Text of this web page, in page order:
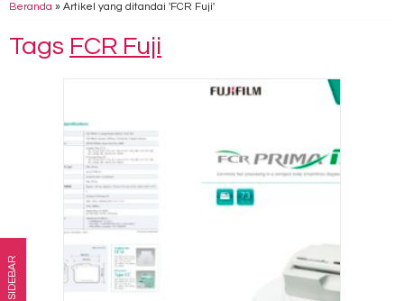
Beranda » Artikel yang ditandai 'FCR Fuji'
Tags FCR Fuji
SIDEBAR